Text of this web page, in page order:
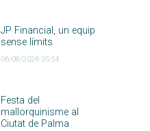
JP Financial, un equip
sense límits
06/08/2026 05:54
Festa del
mallorquinisme al
Ciutat de Palma